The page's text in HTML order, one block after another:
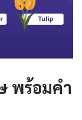
พร้อมคำ